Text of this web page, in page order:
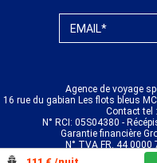
EMAIL*
Agence de voyage
16 rue du gabian Les flots bleus
Contact tel
N° RCI: 05S04380 -
Garantie financière
N° TVA FR. 44 0000
©